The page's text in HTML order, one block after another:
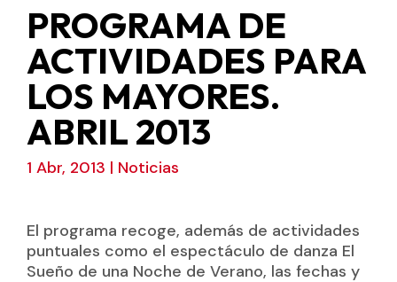
PROGRAMA DE
ACTIVIDADES PARA
LOS MAYORES.
ABRIL 2013
1 Abr, 2013 | Noticias
El programa recoge, además de actividades
puntuales como el espectáculo de danza El
Sueño de una Noche de Verano, las fechas y